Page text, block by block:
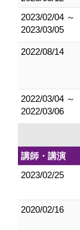
2023/02/04 ～
2023/03/05
2022/08/14
2022/03/04 ～
2022/03/06
講師・講演
2023/02/25
2020/02/16